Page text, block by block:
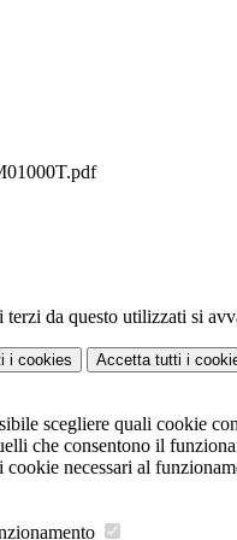
terzi da questo utilizzati si
i cookies Accetta tutti i
scegliere quali cookie
che consentono il
cookie necessari al